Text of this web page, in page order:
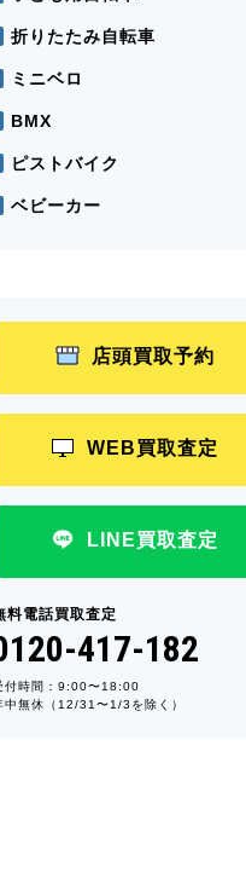
折りたたみ自転車
ミニベロ
BMX
ピストバイク
ベビーカー
店頭買取予約
WEB買取査定
LINE買取査定
料電話買取査定
417-182
付時間：9:00〜18:00
中無休（12/31〜1/3を除く）